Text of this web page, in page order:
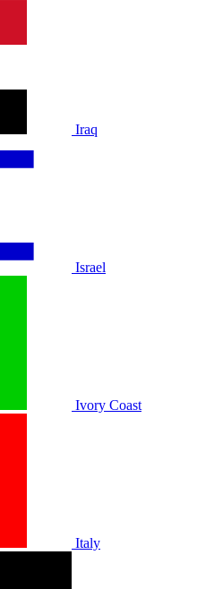
Iraq
Israel
Ivory Coast
Italy